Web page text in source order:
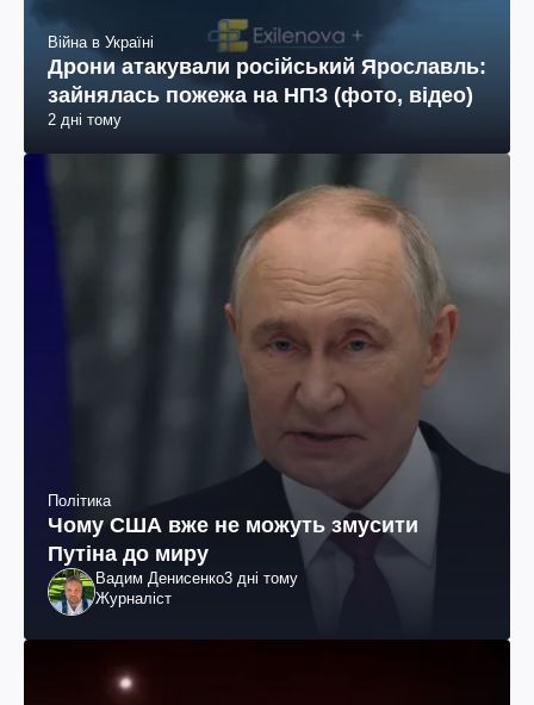
Війна в Україні
Дрони атакували російський Ярославль:
зайнялась пожежа на НПЗ (фото, відео)
2 дні тому
Політика
Чому США вже не можуть змусити
Путіна до миру
Вадим Денисенко3 дні тому
Журналіст